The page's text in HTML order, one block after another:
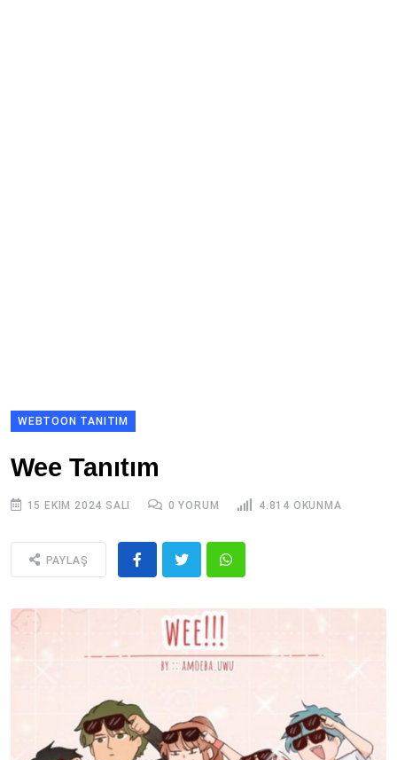
WEBTOON TANITIM
Wee Tanıtım
15 EKIM 2024 SALI 0 YORUM 4.814 OKUNMA
PAYLAŞ